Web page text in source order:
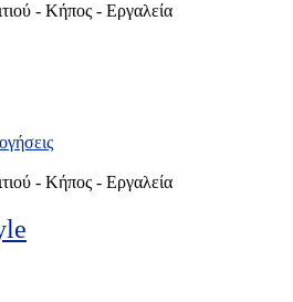
- Κήπος - Εργαλεία
- Κήπος - Εργαλεία